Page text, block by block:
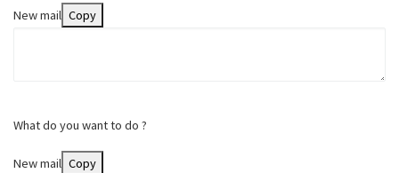
New mail Copy
What do you want to do ?
New mail Copy